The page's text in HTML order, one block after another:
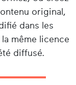
original,
dans les
même licence
diffusé.